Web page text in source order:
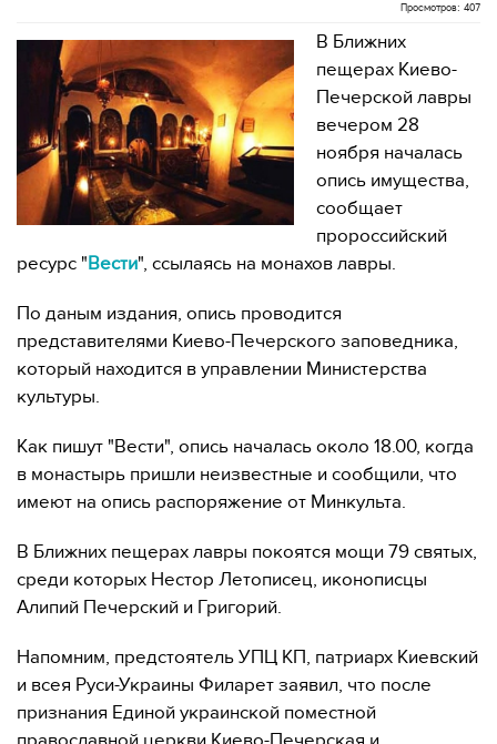
Просмотров: 407
В Ближних
пещерах Киево-
Печерской лавры
вечером 28
ноября началась
опись имущества,
сообщает
пророссийский
ресурс "Вести", ссылаясь на монахов лавры.
По даным издания, опись проводится
представителями Киево-Печерского заповедника,
который находится в управлении Министерства
культуры.
Как пишут "Вести", опись началась около 18.00, когда
в монастырь пришли неизвестные и сообщили, что
имеют на опись распоряжение от Минкульта.
В Ближних пещерах лавры покоятся мощи 79 святых,
среди которых Нестор Летописец, иконописцы
Алипий Печерский и Григорий.
Напомним, предстоятель УПЦ КП, патриарх Киевский
и всея Руси-Украины Филарет заявил, что после
признания Единой украинской поместной